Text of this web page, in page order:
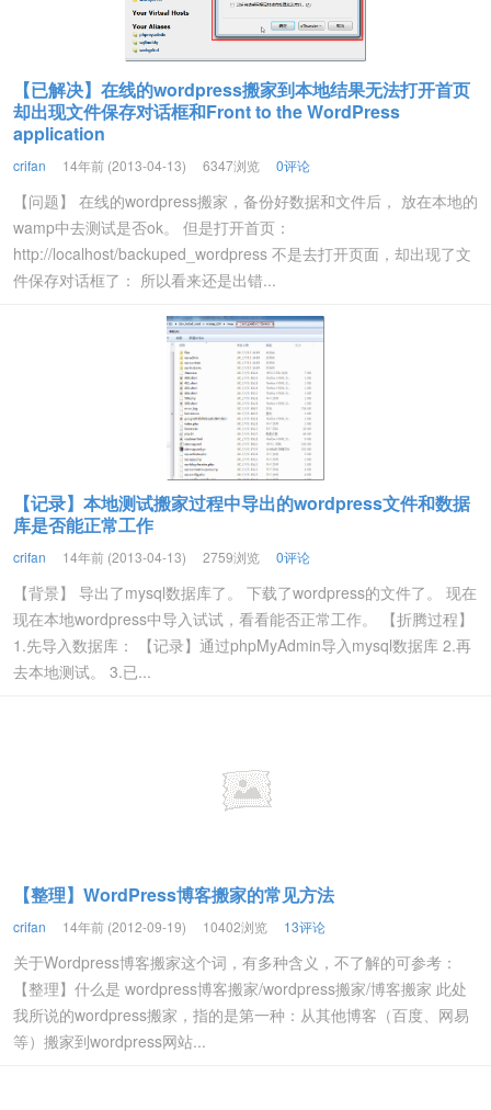
【已解决】在线的wordpress搬家到本地结果无法打开首页
却出现文件保存对话框和Front to the WordPress
application
crifan 14年前 (2013-04-13) 6347浏览 0评论
【问题】 在线的wordpress搬家，备份好数据和文件后， 放在本地的
wamp中去测试是否ok。 但是打开首页：
http://localhost/backuped_wordpress 不是去打开页面，却出现了文
件保存对话框了： 所以看来还是出错...
【记录】本地测试搬家过程中导出的wordpress文件和数据
库是否能正常工作
crifan 14年前 (2013-04-13) 2759浏览 0评论
【背景】 导出了mysql数据库了。 下载了wordpress的文件了。 现在
现在本地wordpress中导入试试，看看能否正常工作。 【折腾过程】
1.先导入数据库： 【记录】通过phpMyAdmin导入mysql数据库 2.再
去本地测试。 3.已...
【整理】WordPress博客搬家的常见方法
crifan 14年前 (2012-09-19) 10402浏览 13评论
关于Wordpress博客搬家这个词，有多种含义，不了解的可参考：
【整理】什么是 wordpress博客搬家/wordpress搬家/博客搬家 此处
我所说的wordpress搬家，指的是第一种：从其他博客（百度、网易
等）搬家到wordpress网站...